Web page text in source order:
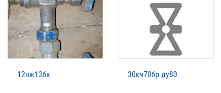
12нж13бк 30кч70бр ду80